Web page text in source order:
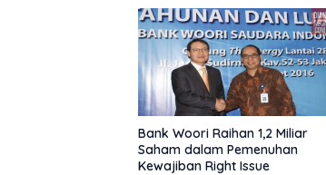
Bank Woori Raihan 1,2 Miliar
Saham dalam Pemenuhan
Kewajiban Right Issue